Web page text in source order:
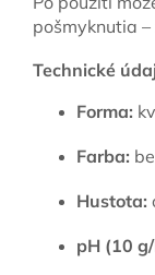
pošmyknutia
Technické
Forma:
Farba:
Hustota:
pH (10